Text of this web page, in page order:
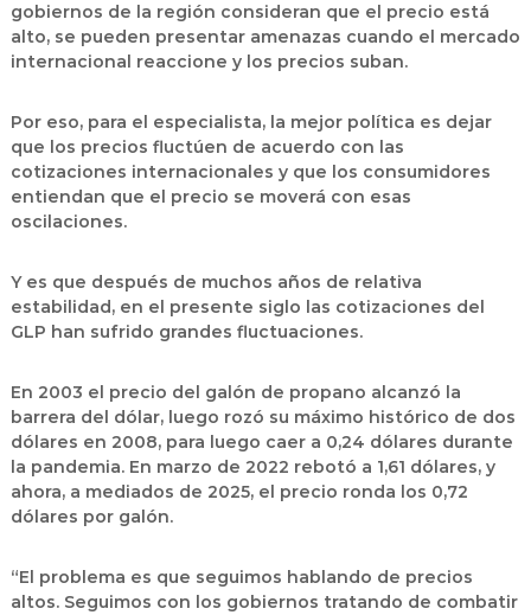
gobiernos de la región consideran que el precio está
alto, se pueden presentar amenazas cuando el mercado
internacional reaccione y los precios suban.
Por eso, para el especialista, la mejor política es dejar
que los precios fluctúen de acuerdo con las
cotizaciones internacionales y que los consumidores
entiendan que el precio se moverá con esas
oscilaciones.
Y es que después de muchos años de relativa
estabilidad, en el presente siglo las cotizaciones del
GLP han sufrido grandes fluctuaciones.
En 2003 el precio del galón de propano alcanzó la
barrera del dólar, luego rozó su máximo histórico de dos
dólares en 2008, para luego caer a 0,24 dólares durante
la pandemia. En marzo de 2022 rebotó a 1,61 dólares, y
ahora, a mediados de 2025, el precio ronda los 0,72
dólares por galón.
“El problema es que seguimos hablando de precios
altos. Seguimos con los gobiernos tratando de combatir